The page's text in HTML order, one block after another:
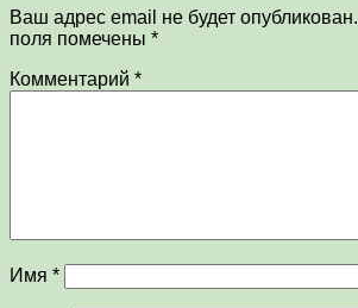
Ваш адрес email не будет опубликован.
поля помечены *
Комментарий *
Имя *